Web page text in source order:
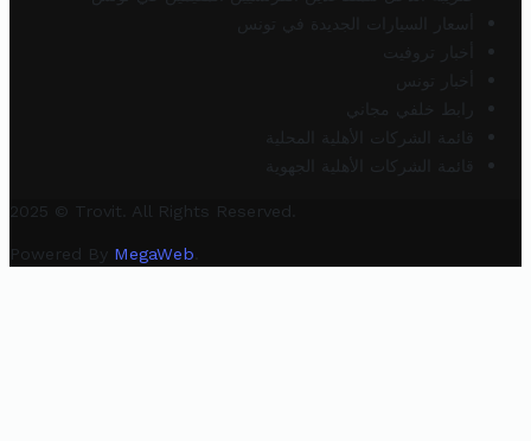
أسعار السيارات الجديدة في تونس
أخبار تروفيت
أخبار تونس
رابط خلفي مجاني
قائمة الشركات الأهلية المحلية
قائمة الشركات الأهلية الجهوية
2025 © Trovit. All Rights Reserved.
Powered By MegaWeb